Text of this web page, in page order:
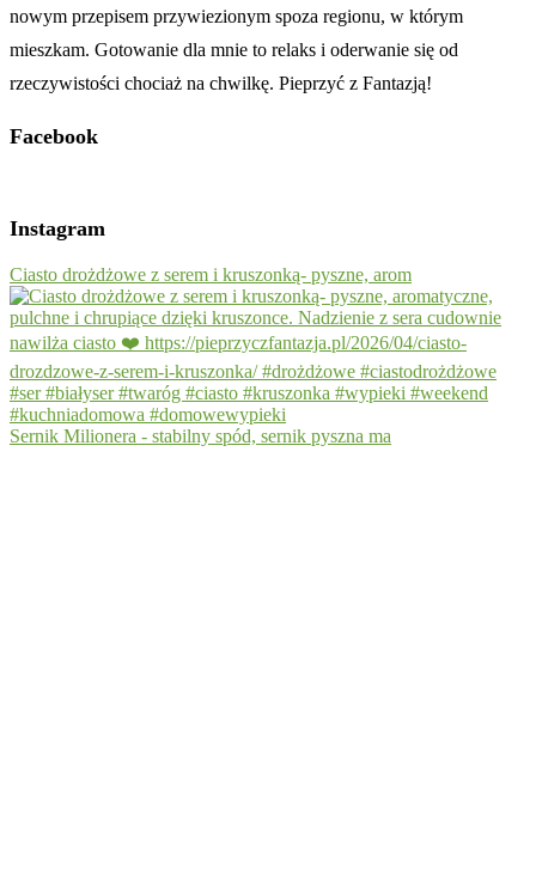
nowym przepisem przywiezionym spoza regionu, w którym
mieszkam. Gotowanie dla mnie to relaks i oderwanie się od
rzeczywistości chociaż na chwilkę. Pieprzyć z Fantazją!
Facebook
Instagram
Ciasto drożdżowe z serem i kruszonką- pyszne, arom
Sernik Milionera - stabilny spód, sernik pyszna ma